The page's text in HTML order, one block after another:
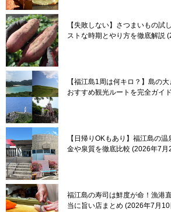
【失敗しない】さつまいもの試
ストな時期とやり方を徹底解説
【福江島1周は何キロ？】島の
おすすめ観光ルートを完全ガイド
【日帰りOKもあり】福江島の
金や泉質を徹底比較 2026年7月
福江島の寿司は鮮度が命！漁港
当に旨い店まとめ 2026年7月10